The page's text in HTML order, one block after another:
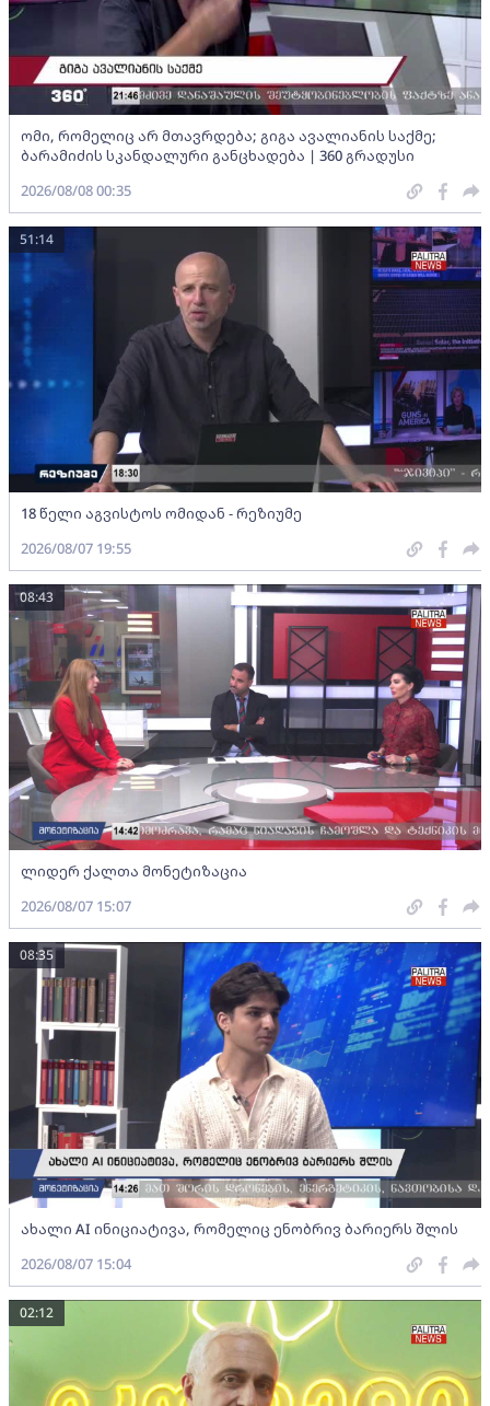
ომი, რომელიც არ მთავრდება; გიგა ავალიანის საქმე;
ბარამიძის სკანდალური განცხადება | 360 გრადუსი
2026/08/08 00:35
18 წელი აგვისტოს ომიდან - რეზიუმე
51:14
2026/08/07 19:55
ლიდერ ქალთა მონეტიზაცია
08:43
2026/08/07 15:07
ახალი AI ინიციატივა, რომელიც ენობრივ ბარიერს შლის
08:35
2026/08/07 15:04
02:12